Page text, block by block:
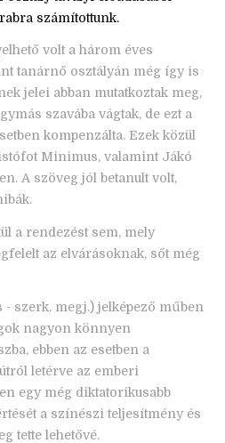
számítottunk.
volt a három éves
tanárnő osztályán még így is
jelei abban mutatkoztak meg,
szavába vágtak, de ezt a
kompenzálta. Ezek közül
Minimus, valamint Jákó
A szöveg jól betanult volt,
a rendezést sem, mely
az elvárásoknak, sőt még
- szerk. megj.) jelképező műben
nagyon könnyen
ebben az esetben a
letérve az emberi
egy még diktatorikusabb
a színészi teljesítmény és
tette lehetővé.